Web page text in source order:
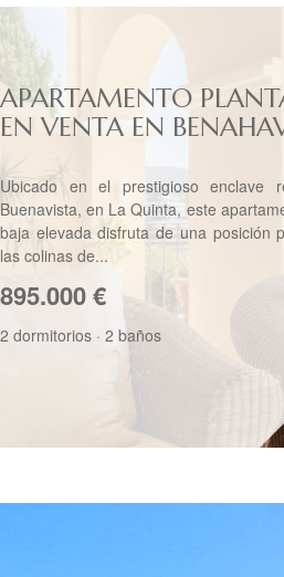
APARTAMENTO
EN VENTA EN
Ubicado en el prestigioso enclave
Buenavista, en La Quinta, este
baja elevada disfruta de una posición
las colinas de...
895.000€
2 dormitorios · 2 baños